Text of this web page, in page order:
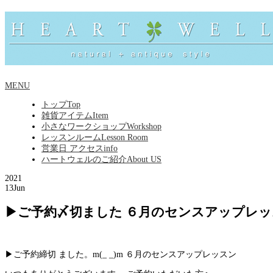
MENU
トップTop
雑貨アイテムItem
小さなワークショップWorkshop
レッスンルームLesson Room
営業日 アクセスinfo
ハートウェルのご紹介About US
2021
13Jun
▶ご予約〆切ました ６月のセンスアップレ
▶ご予約締切 ました。m(_ _)m ６月のセンスアップレッスン